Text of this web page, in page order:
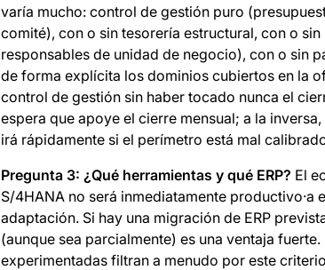
varía mucho: control de gestión puro
comité), con o sin tesorería estructural, con o
responsables de unidad de negocio), con o sin
de forma explícita los dominios cubiertos en la
control de gestión sin haber tocado nunca el
espera que apoye el cierre mensual; a la
irá rápidamente si el perímetro está mal
Pregunta 3: ¿Qué herramientas y qué ERP? El
S/4HANA no será inmediatamente productivo·a
adaptación. Si hay una migración de ERP
(aunque sea parcialmente) es una ventaja
experimentadas filtran a menudo por este